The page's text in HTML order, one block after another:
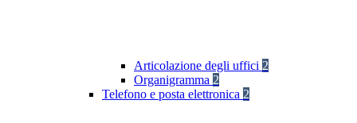
Articolazione degli uffici 2
Organigramma 2
Telefono e posta elettronica 2